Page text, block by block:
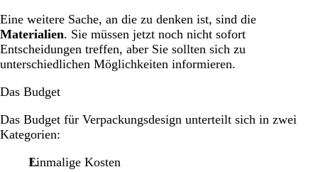
Eine weitere Sache, an die zu denken ist, sind die
Materialien. Sie müssen jetzt noch nicht sofort
Entscheidungen treffen, aber Sie sollten sich zu
unterschiedlichen Möglichkeiten informieren.
Das Budget
Das Budget für Verpackungsdesign unterteilt sich in zwei
Kategorien:
Einmalige Kosten